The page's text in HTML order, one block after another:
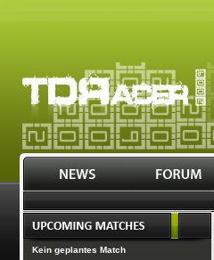
Kein geplantes Match